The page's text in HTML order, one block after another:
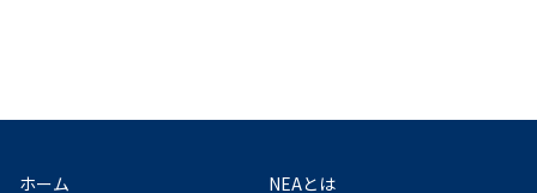
ホーム NEAとは